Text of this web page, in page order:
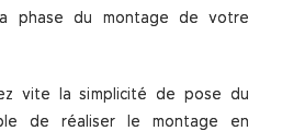
phase du montage de votre
vite la simplicité de pose du
de réaliser le montage en